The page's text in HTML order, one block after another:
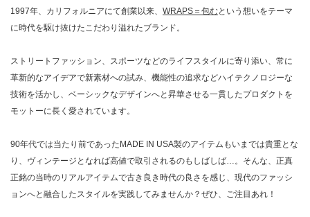
1997年、カリフォルニアにて創業以来、 WRAPS＝包むという想いをテーマ
に時代を駆け抜けたこだわり溢れたブランド。
ストリートファッション、スポーツなどのライフスタイルに寄り添い、常に
革新的なアイデアで新素材への試み、機能性の追求などハイテクノロジーな
技術を活かし、ベーシックなデザインへと昇華させる一貫したプロダクトを
モットーに長く愛されています。
90年代では当たり前であったMADE IN USA製のアイテムもいまでは貴重とな
り、ヴィンテージとなれば高値で取引されるのもしばしば…。そんな、正真
正銘の当時のリアルアイテムで古き良き時代の良さを感じ、現代のファッシ
ョンへと融合したスタイルを実践してみませんか？ぜひ、ご注目あれ！